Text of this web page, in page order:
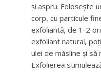
și aspru. Folosește
corp, cu particule
exfoliantă, de 1-2
exfoliant natural,
ulei de măsline și să
Exfolierea